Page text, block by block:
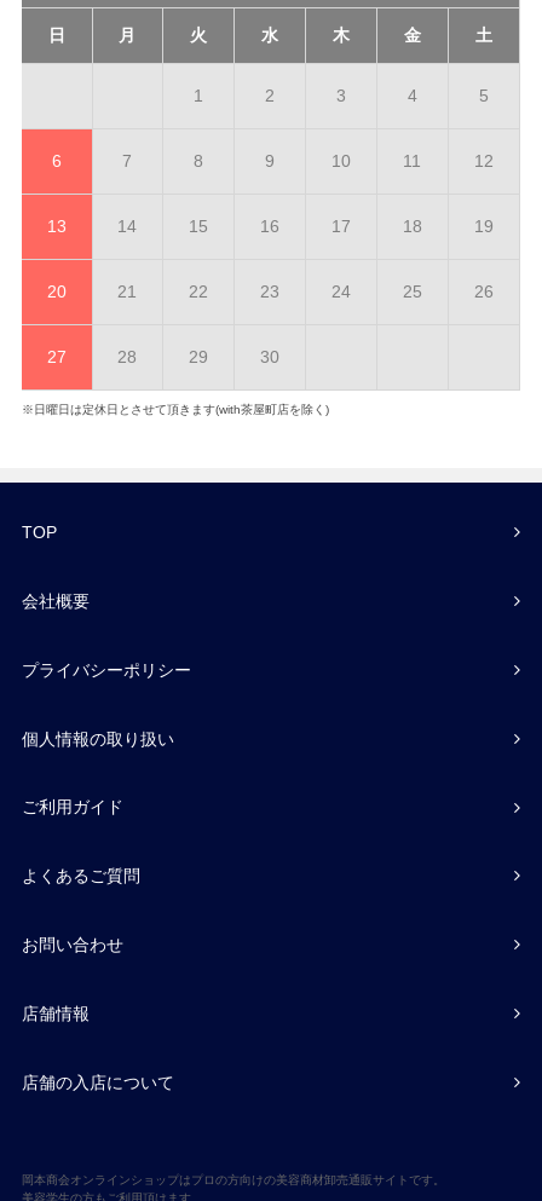
日 月 火 水 木 金 土
1 2 3 4 5
6 7 8 9 10 11 12
13 14 15 16 17 18 19
20 21 22 23 24 25 26
27 28 29 30
※日曜日は定休日とさせて頂きます(with茶屋町店を除く)
TOP
会社概要
プライバシーポリシー
個人情報の取り扱い
ご利用ガイド
よくあるご質問
お問い合わせ
店舗情報
店舗の入店について
岡本商会オンラインショップはプロの方向けの美容商材卸売通販サイトです。
美容学生の方もご利用頂けます。